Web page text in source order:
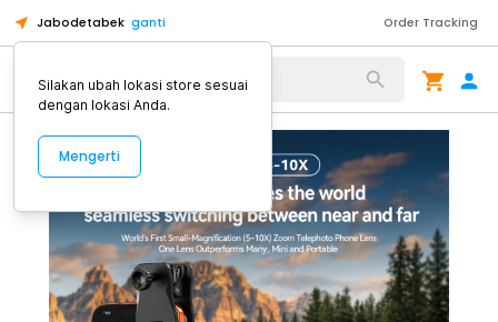
Jabodetabek ganti Order Tracking
Alat Kopi
Silakan ubah lokasi store sesuai
dengan lokasi Anda.
Mengerti